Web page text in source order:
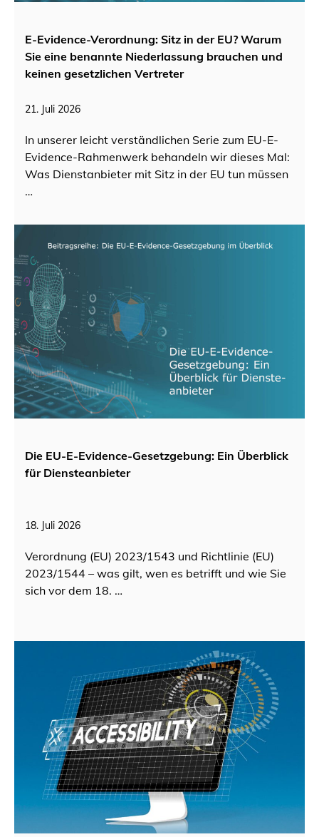
E-Evidence-Verordnung: Sitz in der EU? Warum
Sie eine benannte Niederlassung brauchen und
keinen gesetzlichen Vertreter
21. Juli 2026
In unserer leicht verständlichen Serie zum EU-E-
Evidence-Rahmenwerk behandeln wir dieses Mal:
Was Dienstanbieter mit Sitz in der EU tun müssen
…
Die EU-E-Evidence-Gesetzgebung: Ein Überblick
für Diensteanbieter
18. Juli 2026
Verordnung (EU) 2023/1543 und Richtlinie (EU)
2023/1544 – was gilt, wen es betrifft und wie Sie
sich vor dem 18. …